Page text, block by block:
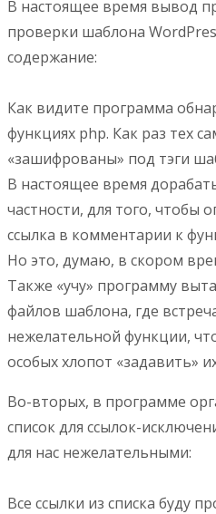
В настоящее время вывод
проверки шаблона
содержание:
Как видите программа
функциях php. Как раз тех
«зашифрованы» под тэги
В настоящее время
частности, для того, чтобы
ссылка в комментарии к
Но это, думаю, в скором
Также «учу» программу
файлов шаблона, где
нежелательной функции,
особых хлопот «задавить»
Во-вторых, в программе
список для ссылок-
для нас нежелательными:
Все ссылки из списка буду